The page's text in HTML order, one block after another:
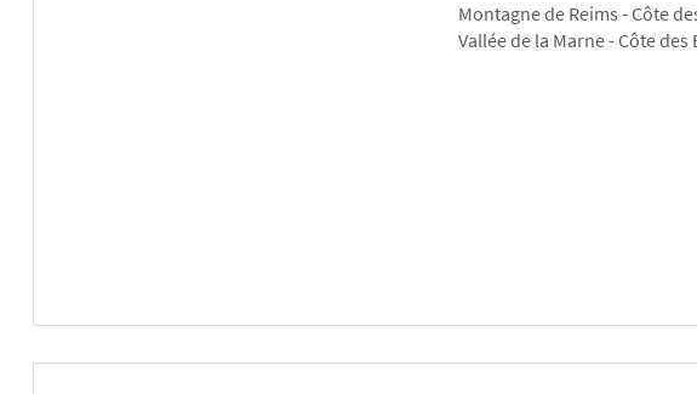
Montagne de Reims
Côte
Vallée de la Marne
Côte des